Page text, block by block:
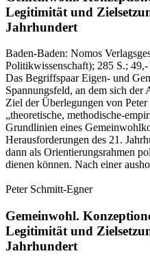
Legitimität und
Jahrhundert
Baden-Baden: Nomos
Politikwissenschaft); 285 S.; 49,-
Das Begriffspaar Eigen‑ und
Spannungsfeld, an dem sich der
Ziel der Überlegungen von
„theoretische,
Grundlinien eines
Herausforderungen des 21.
dann als Orientierungsrahmen
dienen können. Nach einer
Peter Schmitt-Egner
Gemeinwohl.
Legitimität und
Jahrhundert